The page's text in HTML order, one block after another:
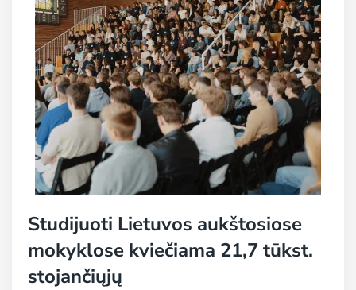
Studijuoti Lietuvos aukštosiose
mokyklose kviečiama 21,7 tūkst.
stojančiųjų